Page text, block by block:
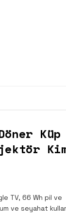
Küp
TV, 66 Wh pil ve
ve seyahat